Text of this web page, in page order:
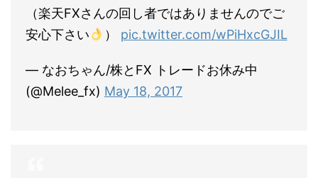
（楽天FXさんの回し者ではありませんのでご
安心下さい
） pic.twitter.com/wPiHxcGJIL
— なおちゃん/株とFX トレードお休み中
(@Melee_fx) May 18, 2017